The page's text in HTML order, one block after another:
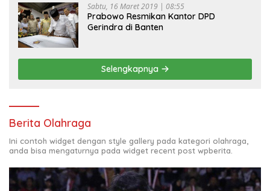
Sabtu, 16 Maret 2019 | 08:55
Prabowo Resmikan Kantor DPD
Gerindra di Banten
Selengkapnya
Berita Olahraga
Ini contoh widget dengan style gallery pada kategori olahraga,
anda bisa mengaturnya pada widget recent post wpberita.